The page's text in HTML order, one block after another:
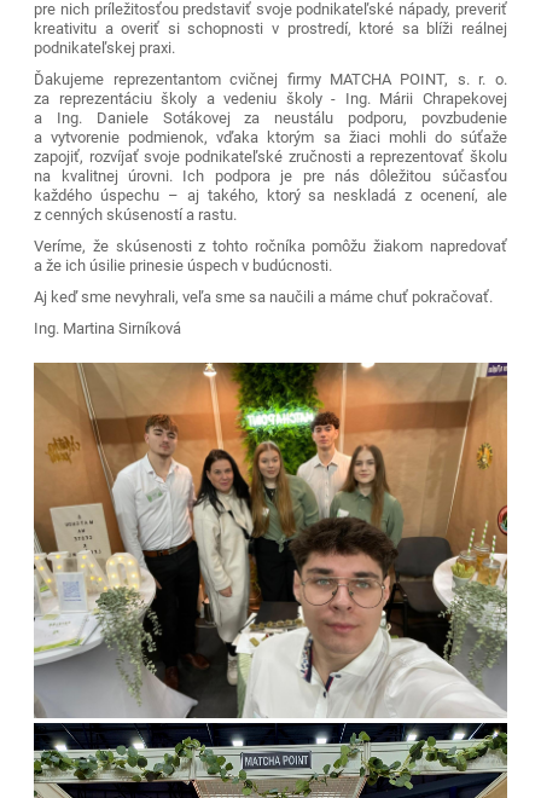
pre nich príležitosťou predstaviť svoje podnikateľské nápady, preveriť
kreativitu a overiť si schopnosti v prostredí, ktoré sa blíži reálnej
podnikateľskej praxi.
Ďakujeme reprezentantom cvičnej firmy MATCHA POINT, s. r. o.
za reprezentáciu školy a vedeniu školy - Ing. Márii Chrapekovej
a Ing. Daniele Sotákovej za neustálu podporu, povzbudenie
a vytvorenie podmienok, vďaka ktorým sa žiaci mohli do súťaže
zapojiť, rozvíjať svoje podnikateľské zručnosti a reprezentovať školu
na kvalitnej úrovni. Ich podpora je pre nás dôležitou súčasťou
každého úspechu – aj takého, ktorý sa neskladá z ocenení, ale
z cenných skúseností a rastu.
Veríme, že skúsenosti z tohto ročníka pomôžu žiakom napredovať
a že ich úsilie prinesie úspech v budúcnosti.
Aj keď sme nevyhrali, veľa sme sa naučili a máme chuť pokračovať.
Ing. Martina Sirníková